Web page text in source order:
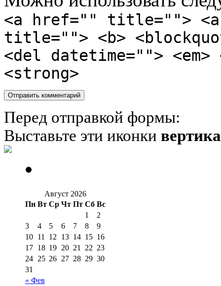
<a href="" title="">
title=""> <b>
<del datetime="">
<strong>
Перед отправкой формы:
Выставьте эти иконки
Август 2026
Пн Вт Ср Чт Пт Сб Вс
« Фев
1
2
3
4 5 6 7 8
9
10 11 12 13 14 15 16
17 18 19 20 21 22 23
24 25 26 27 28 29 30
31